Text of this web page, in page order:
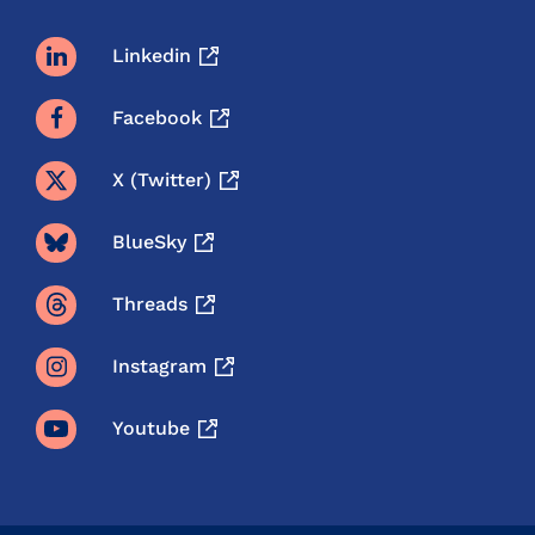
Linkedin
Facebook
X (twitter)
BlueSky
Threads
Instagram
Youtube